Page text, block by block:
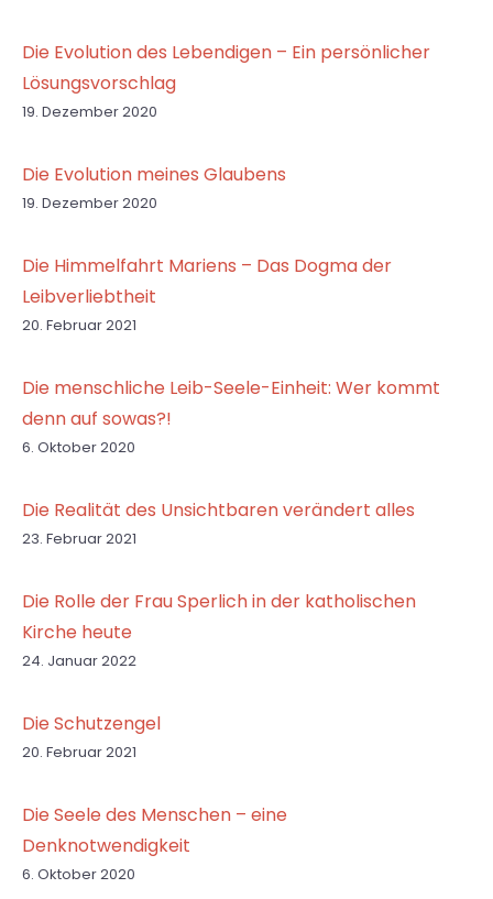
Die Evolution des Lebendigen – Ein persönlicher
Lösungsvorschlag
19. Dezember 2020
Die Evolution meines Glaubens
19. Dezember 2020
Die Himmelfahrt Mariens – Das Dogma der
Leibverliebtheit
20. Februar 2021
Die menschliche Leib-Seele-Einheit: Wer kommt
denn auf sowas?!
6. Oktober 2020
Die Realität des Unsichtbaren verändert alles
23. Februar 2021
Die Rolle der Frau Sperlich in der katholischen
Kirche heute
24. Januar 2022
Die Schutzengel
20. Februar 2021
Die Seele des Menschen – eine
Denknotwendigkeit
6. Oktober 2020